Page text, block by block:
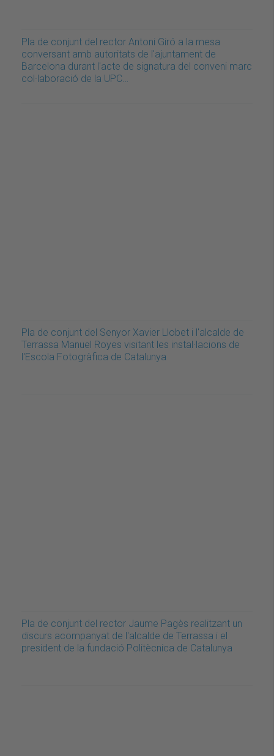
Pla de conjunt del rector Antoni Giró a la mesa
conversant amb autoritats de l'ajuntament de
Barcelona durant l'acte de signatura del conveni marc
col·laboració de la UPC…
Pla de conjunt del Senyor Xavier Llobet i l'alcalde de
Terrassa Manuel Royes visitant les instal·lacions de
l'Escola Fotogràfica de Catalunya
Pla de conjunt del rector Jaume Pagès realitzant un
discurs acompanyat de l'alcalde de Terrassa i el
president de la fundació Politècnica de Catalunya